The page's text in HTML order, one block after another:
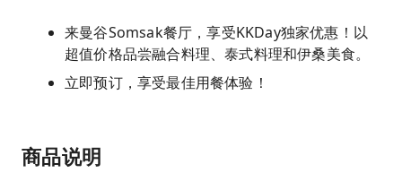
来曼谷Somsak餐厅，享受KKDay独家优惠！以
超值价格品尝融合料理、泰式料理和伊桑美食。
立即预订，享受最佳用餐体验！
商品说明